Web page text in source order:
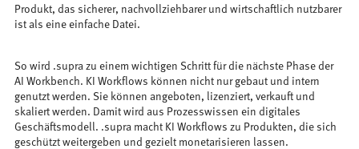
Produkt, das sicherer, nachvollziehbarer und wirtschaftlich nutzbarer
ist als eine einfache Datei.
So wird .supra zu einem wichtigen Schritt für die nächste Phase der
AI Workbench. KI Workflows können nicht nur gebaut und intern
genutzt werden. Sie können angeboten, lizenziert, verkauft und
skaliert werden. Damit wird aus Prozesswissen ein digitales
Geschäftsmodell. .supra macht KI Workflows zu Produkten, die sich
geschützt weitergeben und gezielt monetarisieren lassen.